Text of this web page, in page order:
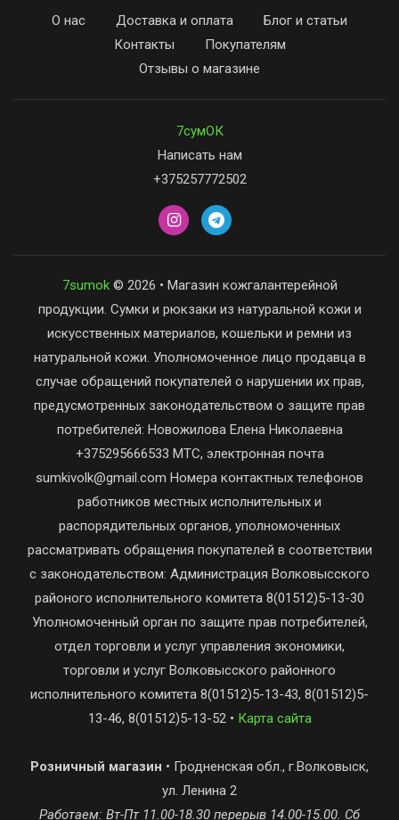
О нас Доставка и оплата
Блог и статьи
Контакты
Покупателям
Отзывы о магазине
7сумОК
Написать нам
+375257772502
7sumok© 2026 • Магазин кожгалантерейной
продукции. Сумки и рюкзаки из натуральной кожи и
искусственных материалов, кошельки и ремни из
натуральной кожи. Уполномоченное лицо продавца в
случае обращений покупателей о нарушении их прав,
предусмотренных законодательством о защите прав
потребителей: Новожилова Елена Николаевна
+375295666533 МТС, электронная почта
sumkivolk@gmail.com Номера контактных телефонов
работников местных исполнительных и
распорядительных органов, уполномоченных
рассматривать обращения покупателей в соответствии
с законодательством: Администрация Волковысского
районого исполнительного комитета 8(01512)5-13-30
Уполномоченный орган по защите прав потребителей,
отдел торговли и услуг управления экономики,
торговли и услуг Волковысского районного
исполнительного комитета 8(01512)5-13-43, 8(01512)5-
13-46, 8(01512)5-13-52 • Карта сайта
Розничный магазин • Гродненская обл., г.Волковыск,
ул. Ленина 2
Работаем: Вт-Пт 11.00-18.30 перерыв 14.00-15.00. Сб